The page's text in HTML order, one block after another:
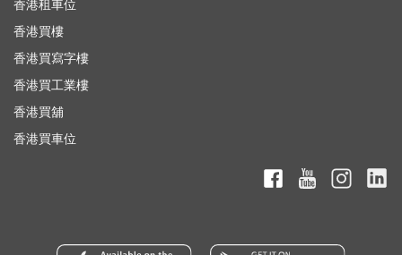
香港租車位
香港買樓
香港買寫字樓
香港買工業樓
香港買舖
香港買車位